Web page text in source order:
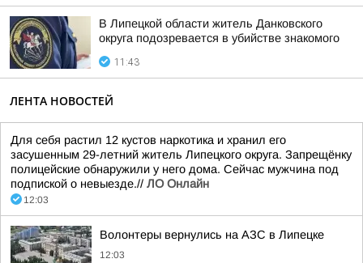
В Липецкой области житель Данковского
округа подозревается в убийстве знакомого
11:43
ЛЕНТА НОВОСТЕЙ
Для себя растил 12 кустов наркотика и хранил его
засушенным 29-летний житель Липецкого округа. Запрещёнку
полицейские обнаружили у него дома. Сейчас мужчина под
подпиской о невыезде.// ЛО Онлайн
12:03
Волонтеры вернулись на АЗС в Липецке
12:03